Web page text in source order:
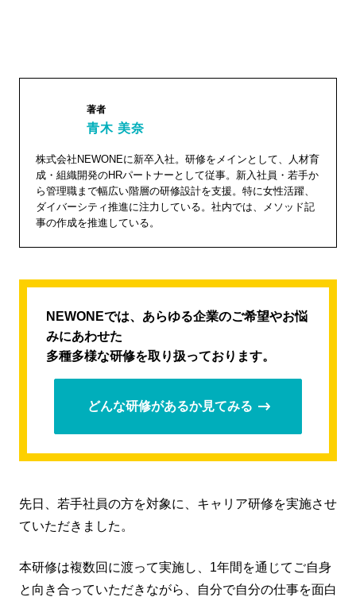
青木 美
奈"
width="1
04"
height="
著者
青木 美奈
株式会社NEWONEに新卒入社。研修をメインとして、人材育
成・組織開発のHRパートナーとして従事。新入社員・若手か
ら管理職まで幅広い階層の研修設計を支援。特に女性活躍、
ダイバーシティ推進に注力している。社内では、メソッド記
事の作成を推進している。
NEWONEでは、あらゆる企業のご希望やお悩
みにあわせた
多種多様な研修を取り扱っております。
どんな研修があるか見てみる
先日、若手社員の方を対象に、キャリア研修を実施させ
ていただきました。
本研修は複数回に渡って実施し、1年間を通じてご自身
と向き合っていただきながら、自分で自分の仕事を面白